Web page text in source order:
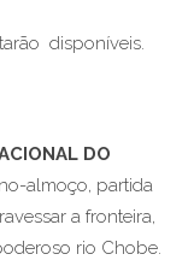
disponíveis.
DO
almoço, partida
a fronteira,
rio Chobe.